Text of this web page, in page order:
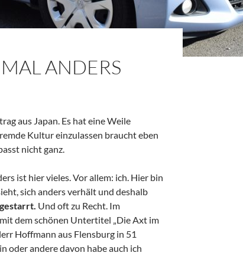
ANDERS
aus Japan. Es hat eine Weile
Kultur einzulassen braucht eben
nicht ganz.
ist hier vieles. Vor allem: ich. Hier bin
sich anders verhält und deshalb
Und oft zu Recht. Im
dem schönen Untertitel „Die Axt im
Hoffmann aus Flensburg in 51
oder andere davon habe auch ich